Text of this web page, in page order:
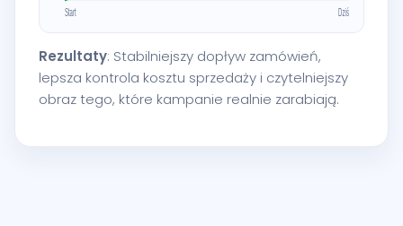
Rezultaty: Stabilniejszy dopływ zamówień,
lepsza kontrola kosztu sprzedaży i czytelniejszy
obraz tego, które kampanie realnie zarabiają.